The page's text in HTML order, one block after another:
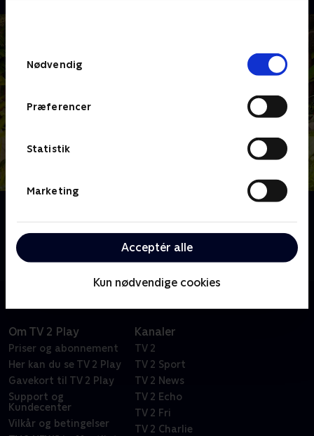
Nødvendig
Præferencer
Statistik
Marketing
Acceptér alle
Kun nødvendige cookies
trække i snoren, og så kommer de! Pingvinen Maurits
tror, han er en tiger, der lever i junglen.
Om TV 2 Play
Priser og abonnement
Her kan du se TV 2 Play
Gavekort til TV 2 Play
Support og
Kundecenter
Vilkår og betingelser
Kanaler
TV 2
TV 2 Sport
TV 2 News
TV 2 Echo
TV 2 Fri
TV 2 Charlie